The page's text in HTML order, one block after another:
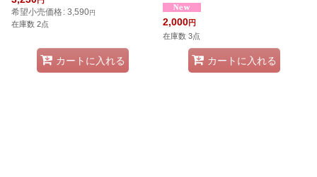
希望小売価格: 3,590円
在庫数 2点
カートに入れる
2,000円
在庫数 3点
カートに入れる